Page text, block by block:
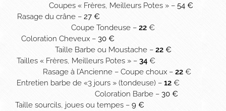
Coupes « Frères, Meilleurs Potes » – 54 €
Rasage du crâne – 27 €
Coupe Tondeuse – 22 €
Coloration Cheveux – 30€
Taille Barbe ou Moustache – 22€
Tailles « Frères, Meilleurs Potes » – 34€
Rasage à l’Ancienne – Coupe choux – 22 €
Entretien barbe de «3 jours » (tondeuse) – 12€
Coloration Barbe – 30 €
Taille sourcils, joues ou tempes – 9 €